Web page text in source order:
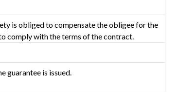
is obliged to compensate the obligee for the
comply with the terms of the contract.
guarantee is issued.